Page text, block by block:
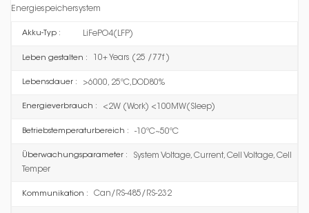
Energiespeichersystem
Akku-Typ : LiFePO4(LFP)
Leben gestalten : 10+ Years (25 /77f )
Lebensdauer : >6000, 25ºC,DOD80%
Energieverbrauch : <2W (Work) <100MW(Sleep)
Betriebstemperaturbereich : -10ºC~50ºC
Überwachungsparameter :
System Voltage, Current, Cell Voltage, Cell
Temper
Kommunikation : Can/RS-485/RS-232